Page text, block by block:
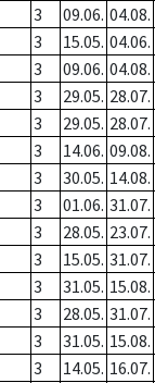
3 09.06. 04.08.
3 15.05. 04.06.
3 09.06. 04.08.
3 29.05. 28.07.
3 29.05. 28.07.
3 14.06. 09.08.
3 30.05. 14.08.
3 01.06. 31.07.
3 28.05. 23.07.
3 15.05. 31.07.
3 31.05. 15.08.
3 28.05. 31.07.
3 31.05. 15.08.
3 14.05. 16.07.